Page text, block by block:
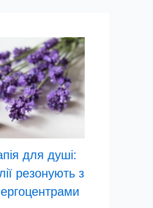
для душі:
резонують з